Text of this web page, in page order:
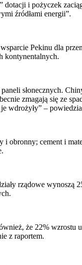
dotacji i pożyczek
źródłami energii”.
Pekinu dla
kontynentalnych.
słonecznych.
zmagają się ze
wdrożyły” –
obronny; cement i
rządowe
że 22%
z raportem.